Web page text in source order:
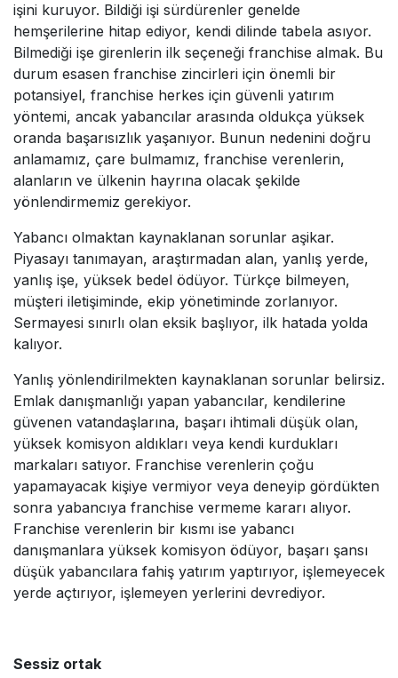
işini kuruyor. Bildiği işi sürdürenler genelde
hemşerilerine hitap ediyor, kendi dilinde tabela asıyor.
Bilmediği işe girenlerin ilk seçeneği franchise almak. Bu
durum esasen franchise zincirleri için önemli bir
potansiyel, franchise herkes için güvenli yatırım
yöntemi, ancak yabancılar arasında oldukça yüksek
oranda başarısızlık yaşanıyor. Bunun nedenini doğru
anlamamız, çare bulmamız, franchise verenlerin,
alanların ve ülkenin hayrına olacak şekilde
yönlendirmemiz gerekiyor.
Yabancı olmaktan kaynaklanan sorunlar aşikar.
Piyasayı tanımayan, araştırmadan alan, yanlış yerde,
yanlış işe, yüksek bedel ödüyor. Türkçe bilmeyen,
müşteri iletişiminde, ekip yönetiminde zorlanıyor.
Sermayesi sınırlı olan eksik başlıyor, ilk hatada yolda
kalıyor.
Yanlış yönlendirilmekten kaynaklanan sorunlar belirsiz.
Emlak danışmanlığı yapan yabancılar, kendilerine
güvenen vatandaşlarına, başarı ihtimali düşük olan,
yüksek komisyon aldıkları veya kendi kurdukları
markaları satıyor. Franchise verenlerin çoğu
yapamayacak kişiye vermiyor veya deneyip gördükten
sonra yabancıya franchise vermeme kararı alıyor.
Franchise verenlerin bir kısmı ise yabancı
danışmanlara yüksek komisyon ödüyor, başarı şansı
düşük yabancılara fahiş yatırım yaptırıyor, işlemeyecek
yerde açtırıyor, işlemeyen yerlerini devrediyor.
Sessiz ortak